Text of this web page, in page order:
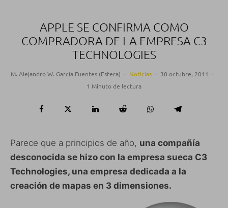
APPLE SE CONFIRMA COMO
COMPRADORA DE LA EMPRESA C3
TECHNOLOGIES
M. Alejandro W. García Fuentes (Esfera) · Noticias · 30 octubre, 2011
·
1 Minuto de lectura
Parece que a principios de año, una compañía
desconocida se hizo con la empresa sueca C3
Technologies, una empresa dedicada a la
creación de mapas en 3 dimensiones.